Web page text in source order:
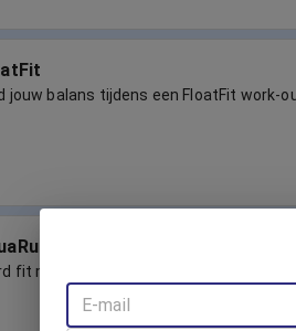
jouw balans tijdens een FloatFit work-
fit met AquaRunning!